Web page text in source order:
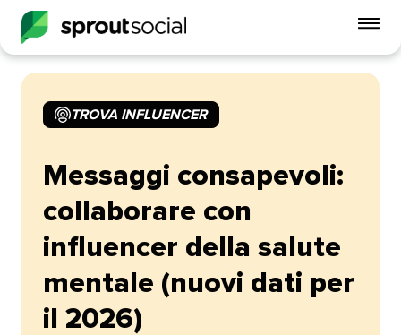
TROVA INFLUENCER​​
Messaggi consapevoli:
collaborare con
influencer della salute
mentale (nuovi dati per
il 2026)​​